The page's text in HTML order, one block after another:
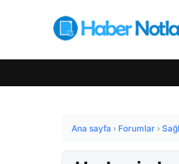
Ana sayfa › Forumlar ›